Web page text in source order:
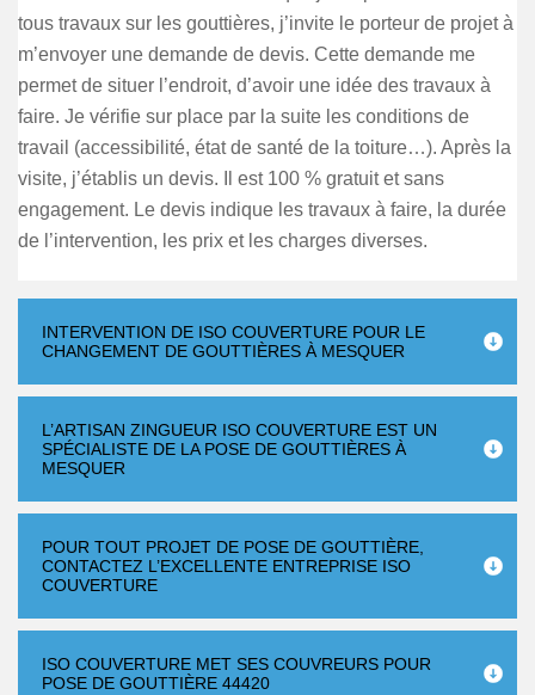
tous travaux sur les gouttières, j’invite le porteur de projet à
m’envoyer une demande de devis. Cette demande me
permet de situer l’endroit, d’avoir une idée des travaux à
faire. Je vérifie sur place par la suite les conditions de
travail (accessibilité, état de santé de la toiture…). Après la
visite, j’établis un devis. Il est 100 % gratuit et sans
engagement. Le devis indique les travaux à faire, la durée
de l’intervention, les prix et les charges diverses.
INTERVENTION DE ISO COUVERTURE POUR LE
CHANGEMENT DE GOUTTIÈRES À MESQUER
L’ARTISAN ZINGUEUR ISO COUVERTURE EST UN
SPÉCIALISTE DE LA POSE DE GOUTTIÈRES À
MESQUER
POUR TOUT PROJET DE POSE DE GOUTTIÈRE,
CONTACTEZ L’EXCELLENTE ENTREPRISE ISO
COUVERTURE
ISO COUVERTURE MET SES COUVREURS POUR
POSE DE GOUTTIÈRE 44420